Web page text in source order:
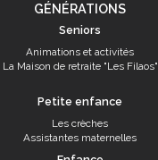
GÉNÉRATIONS
Seniors
Animations et activités
La Maison de retraite "Les Filaos"
Petite enfance
Les crèches
Assistantes maternelles